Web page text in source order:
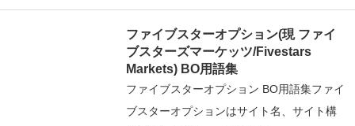
ファイブスターオプション(現 ファイ
ブスターズマーケッツ/Fivestars
Markets) BO用語集
ファイブスターオプション BO用語集ファイ
ブスターオプションはサイト名、サイト構